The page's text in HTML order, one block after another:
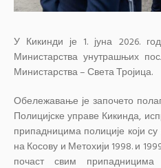
У Кикинди је 1. јуна 2026.
Министарства унутрашњих
Министарства – Света Тројица.
Обележавање је започето
Полицијске управе Кикинда,
припадницима полиције који
на Косову и Метохији 1998. и
почаст свим припадницима